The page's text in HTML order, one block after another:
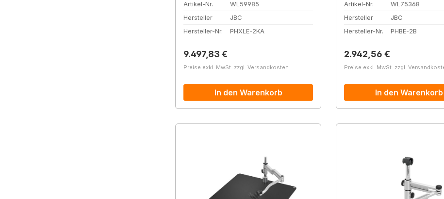
Artikel-Nr.
WL59985
Hersteller
JBC
Hersteller-Nr.
PHXLE-2KA
Regulärer Preis:
9.497,83 €
Preise exkl. MwSt. zzgl. Versandkosten
In den Warenkorb
Artikel-Nr.
WL75368
Hersteller
JBC
Hersteller-Nr.
PHBE-2B
Regulärer Preis:
2.942,56 €
Preise exkl. MwSt. zzgl.
In den Warenkorb